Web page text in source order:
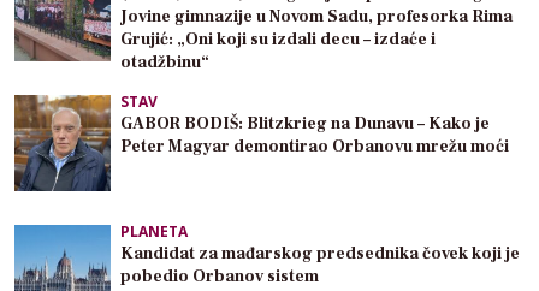
Jovine gimnazije u Novom Sadu, profesorka Rima
Grujić: „Oni koji su izdali decu – izdaće i
otadžbinu“
STAV
GABOR BODIŠ: Blitzkrieg na Dunavu – Kako je
Peter Magyar demontirao Orbanovu mrežu moći
PLANETA
Kandidat za mađarskog predsednika čovek koji je
pobedio Orbanov sistem